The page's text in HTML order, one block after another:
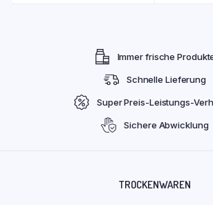
Immer frische
Schnelle Lieferung
Super Preis-Leistungs-
Sichere Abwicklung
TROCKENWAREN